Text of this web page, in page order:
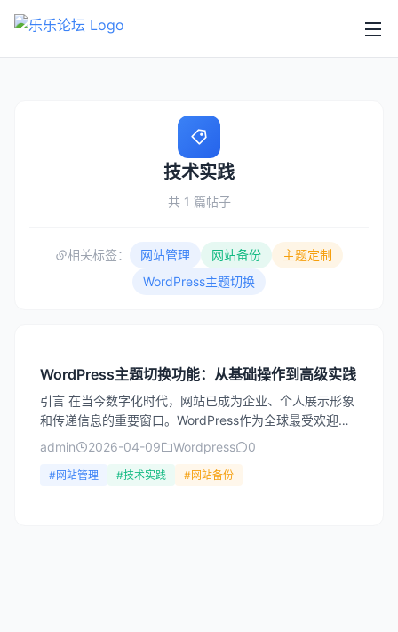
技术实践
共 1 篇帖子
相关标签： 网站管理 网站备份
主题定制
WordPress主题切换
WordPress主题切换功能：从基础操作到高级实践
引言 在当今数字化时代，网站已成为企业、个人展示形象
和传递信息的重要窗口。WordPress作为全球最受欢迎的
内容管理系统，占据了互联网近43%的网站市场份额。...
admin 2026-04-09 Wordpress 0
#网站管理 #技术实践 #网站备份